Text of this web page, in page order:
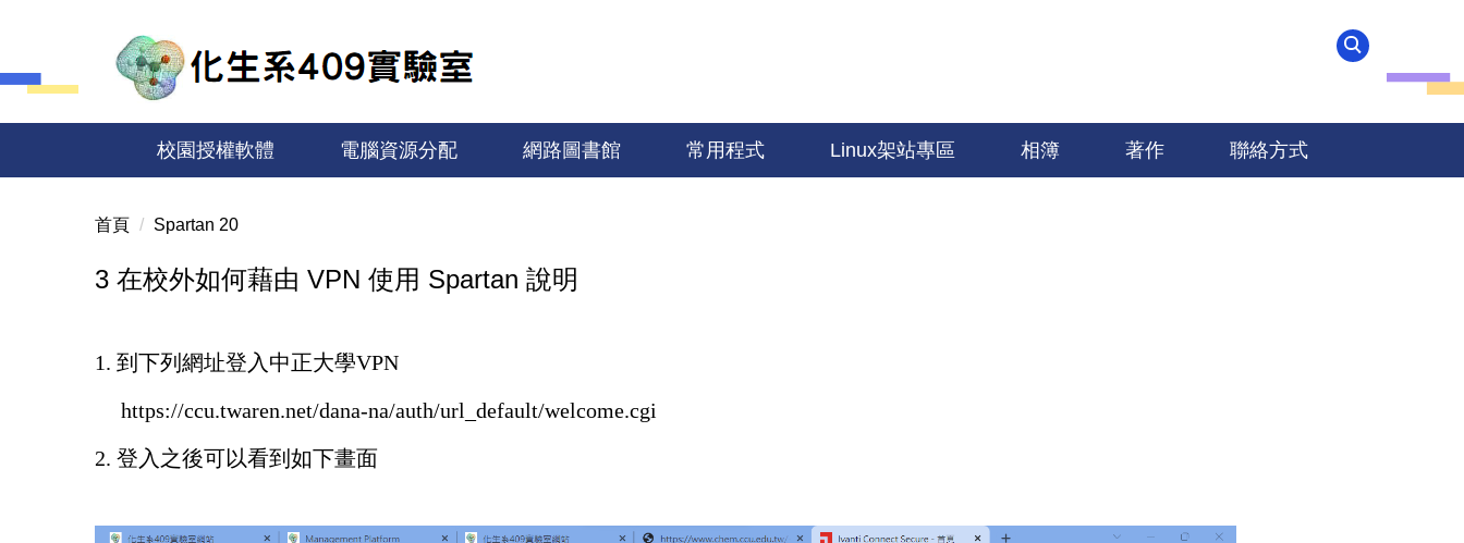
主
內
區
校園授權軟體 電腦資源分配 網路圖書館 常用程式 Linux架站專區 相簿 著作 聯絡方式
首頁 Spartan 20
3 在校外如何藉由 VPN 使用 Spartan 說明
1. 到下列網址登入中正大學VPN
https://ccu.twaren.net/dana-na/auth/url_default/welcome.cgi
2. 登入之後可以看到如下畫面